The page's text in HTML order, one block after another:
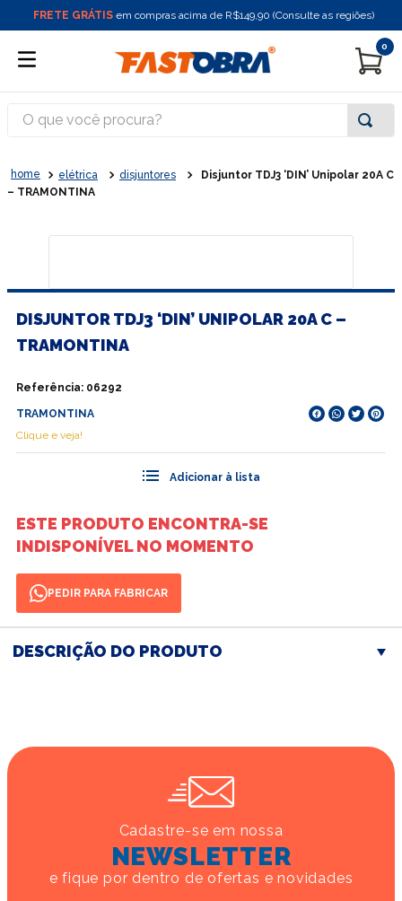
FRETE GRÁTIS em compras acima de R$149,90 (Consulte as regiões)
0
O que você procura?
elétrica disjuntores
Disjuntor TDJ3 ‘DIN’ Unipolar 20A C
– TRAMONTINA
DISJUNTOR TDJ3 ‘DIN’ UNIPOLAR 20A C –
TRAMONTINA
Referência: 06292
TRAMONTINA
Clique e veja!
ESTE PRODUTO ENCONTRA-SE
INDISPONÍVEL NO MOMENTO
PEDIR PARA FABRICAR
DESCRIÇÃO DO PRODUTO
Cadastre-se em nossa
NEWSLETTER
e fique por dentro de ofertas e novidades